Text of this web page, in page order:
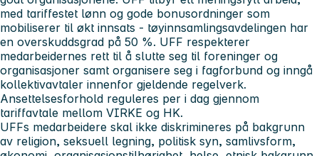
med tariffestet lønn og gode bonusordninger som
mobiliserer til økt innsats - tøyinnsamlingsavdelingen har
en overskuddsgrad på 50 %. UFF respekterer
medarbeidernes rett til å slutte seg til foreninger og
organisasjoner samt organisere seg i fagforbund og inngå
kollektivavtaler innenfor gjeldende regelverk.
Ansettelsesforhold reguleres per i dag gjennom
tariffavtale mellom VIRKE og HK.
UFFs medarbeidere skal ikke diskrimineres på bakgrunn
av religion, seksuell legning, politisk syn, samlivsform,